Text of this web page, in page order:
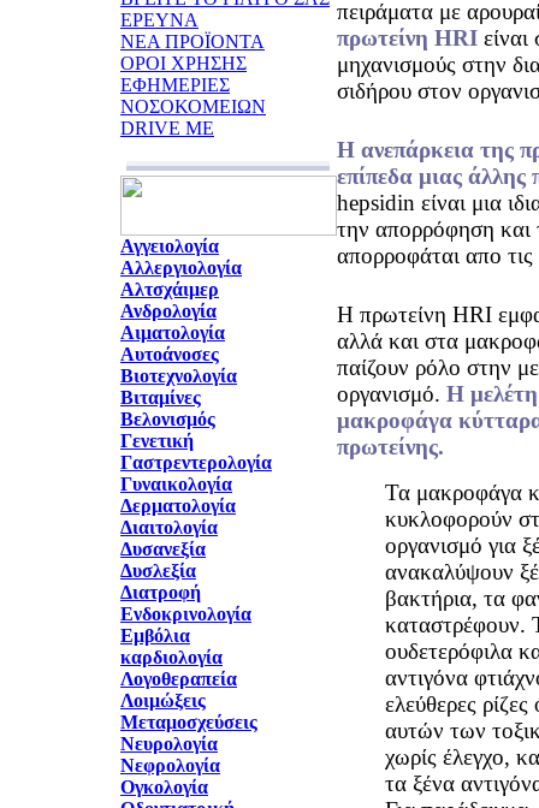
ΕΡΕΥΝΑ
ΝΕΑ ΠΡΟΪΟΝΤΑ
ΟΡΟΙ ΧΡΗΣΗΣ
ΕΦΗΜΕΡΙΕΣ
ΝΟΣΟΚΟΜΕΙΩΝ
DRIVE ME
Αγγειολογία
Αλλεργιολογία
Αλτσχάιμερ
Ανδρολογία
Αιματολογία
Αυτοάνοσες
Βιοτεχνολογία
Βιταμίνες
Βελονισμός
Γενετική
Γαστρεντερολογία
Γυναικολογία
Δερματολογία
Διαιτολογία
Δυσανεξία
Δυσλεξία
Διατροφή
Ενδοκρινολογία
Εμβόλια
καρδιολογία
Λογοθεραπεία
Λοιμώξεις
Μεταμοσχεύσεις
Νευρολογία
Νεφρολογία
Ογκολογία
πειράματα με
πρωτείνη HRI
μηχανισμούς στην
σιδήρου στον
Η ανεπάρκεια της
επίπεδα μιας
hepsidin είναι μια
την απορρόφηση και
απορροφάται απο
Η πρωτείνη HRI
αλλά και στα
παίζουν ρόλο στην
οργανισμό. Η μελέτη
μακροφάγα
πρωτείνης.
Τα μακροφάγα
κυκλοφορούν
οργανισμό για
ανακαλύψουν
βακτήρια, τα
καταστρέφουν.
ουδετερόφιλα
αντιγόνα
ελεύθερες
αυτών των
χωρίς έλεγχο,
τα ξένα